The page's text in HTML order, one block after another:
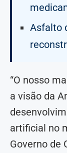
Asfalto
“O nosso
a visão da
artificial no
Governo de